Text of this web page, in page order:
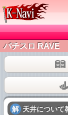
パチスロ RAVE
解 天井について